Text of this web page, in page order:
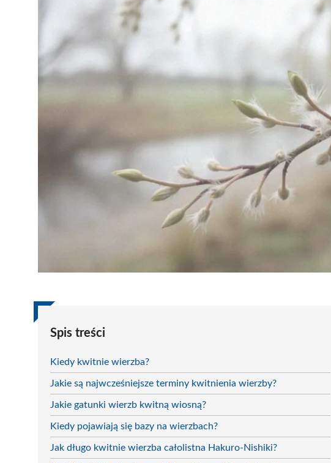
Spis treści
Kiedy kwitnie wierzba?
Jakie są najwcześniejsze terminy kwitnienia wierzby?
Jakie gatunki wierzb kwitną wiosną?
Kiedy pojawiają się bazy na wierzbach?
Jak długo kwitnie wierzba całolistna Hakuro-Nishiki?